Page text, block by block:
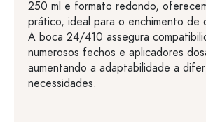
250 ml e formato redondo,
prático, ideal para o enchimento de
A boca 24/410 assegura
numerosos fechos e aplicadores
aumentando a adaptabilidade a
necessidades.